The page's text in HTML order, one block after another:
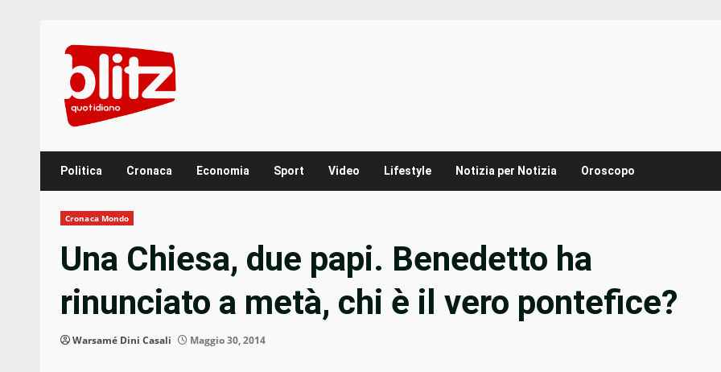
content
Politica Cronaca Economia Sport Video Lifestyle Notizia per Notizia Oroscopo
Cronaca Mondo
Una Chiesa, due papi. Benedetto ha
rinunciato a metà, chi è il vero pontefice?
Warsamé Dini Casali Maggio 30, 2014